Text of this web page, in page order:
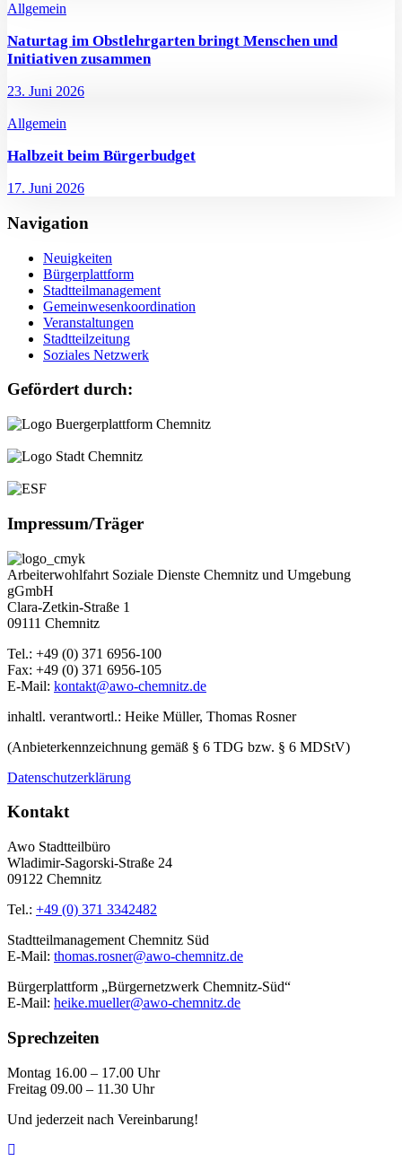
Allgemein
Naturtag im Obstlehrgarten bringt Menschen und
Initiativen zusammen
23. Juni 2026
Allgemein
Halbzeit beim Bürgerbudget
17. Juni 2026
Navigation
Neuigkeiten
Bürgerplattform
Stadtteilmanagement
Gemeinwesenkoordination
Veranstaltungen
Stadtteilzeitung
Soziales Netzwerk
Gefördert durch:
Impressum/Träger
Arbeiterwohlfahrt Soziale Dienste Chemnitz und Umgebung
gGmbH
Clara-Zetkin-Straße 1
09111 Chemnitz
Tel.: +49 (0) 371 6956-100
Fax: +49 (0) 371 6956-105
E-Mail: kontakt@awo-chemnitz.de
inhaltl. verantwortl.: Heike Müller, Thomas Rosner
(Anbieterkennzeichnung gemäß § 6 TDG bzw. § 6 MDStV)
Datenschutzerklärung
Kontakt
Awo Stadtteilbüro
Wladimir-Sagorski-Straße 24
09122 Chemnitz
Tel.: +49 (0) 371 3342482
Stadtteilmanagement Chemnitz Süd
E-Mail: thomas.rosner@awo-chemnitz.de
Bürgerplattform „Bürgernetzwerk Chemnitz-Süd“
E-Mail: heike.mueller@awo-chemnitz.de
Sprechzeiten
Montag 16.00 – 17.00 Uhr
Freitag 09.00 – 11.30 Uhr
Und jederzeit nach Vereinbarung!